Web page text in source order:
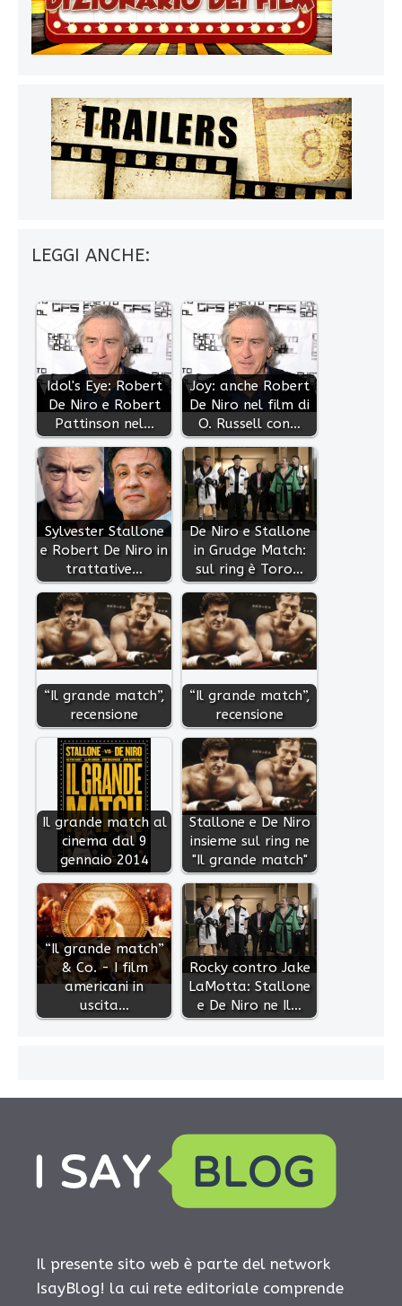
LEGGI ANCHE:
Idol's Eye: Robert
De Niro e Robert
Pattinson nel…
Joy: anche Robert
De Niro nel film di
O. Russell con…
Sylvester Stallone
e Robert De Niro in
trattative…
De Niro e Stallone
in Grudge Match:
sul ring è Toro…
“Il grande match”,
recensione
“Il grande match”,
recensione
Il grande match al
cinema dal 9
gennaio 2014
Stallone e De Niro
insieme sul ring ne
"Il grande match"
“Il grande match”
& Co. - I film
americani in
uscita…
Rocky contro Jake
LaMotta: Stallone
e De Niro ne Il…
Il presente sito web è parte del network
IsayBlog! la cui rete editoriale comprende